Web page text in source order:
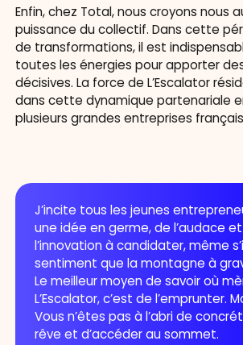
Enfin, chez Total, nous croyons nous
puissance du collectif. Dans cette
de transformations, il est
toutes les énergies pour apporter
décisives. La force de L’Escalator
dans cette dynamique partenariale
plusieurs grandes entreprises
J’incite tous les jeunes
une idée en germe, de l’audace
l’innovation à candidater, même
sentiment que la montagne à
Le meilleur moyen de savoir où
L’Escalator, c’est de l’emprunter.
Vous n’êtes pas à l’abri de
rêve et d’accéder au sommet.